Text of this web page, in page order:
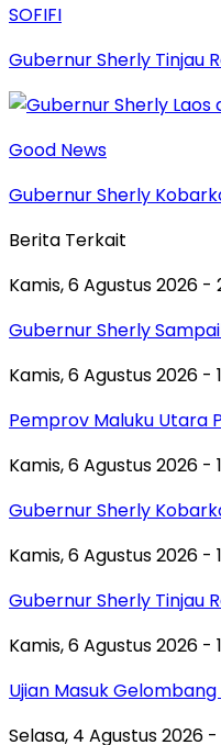
SOFIFI
Gubernur Sherly Tinjau
Good News
Gubernur Sherly
Berita Terkait
Kamis, 6 Agustus 2026 -
Gubernur Sherly
Kamis, 6 Agustus 2026 -
Pemprov Maluku Utara
Kamis, 6 Agustus 2026 -
Gubernur Sherly
Kamis, 6 Agustus 2026 -
Gubernur Sherly Tinjau
Kamis, 6 Agustus 2026 -
Ujian Masuk
Selasa, 4 Agustus 2026 -